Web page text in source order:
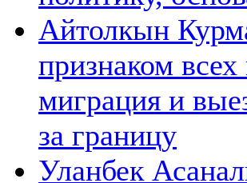
Айтолкын
признаком
миграция и
за границу
Уланбек